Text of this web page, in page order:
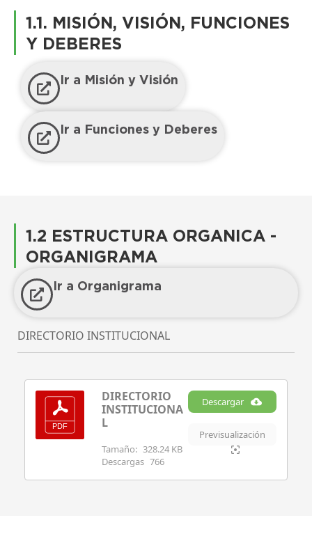
1.1. MISIÓN, VISIÓN, FUNCIONES
Y DEBERES
Ir a Misión y Visión
Ir a Funciones y Deberes
1.2 ESTRUCTURA ORGANICA -
ORGANIGRAMA
Ir a Organigrama
DIRECTORIO INSTITUCIONAL
DIRECTORIO
INSTITUCIONA
L
Tamaño: 328.24 KB
Descargas 766
Descargar
Previsualización